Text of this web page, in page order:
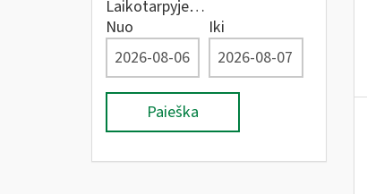
Laikotarpyje…
Nuo
Iki
Paieška